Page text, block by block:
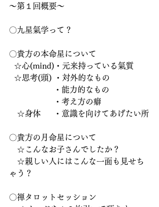
～第１回概要～
〇九星氣学って？
〇貴方の本命星について
  ☆心(mind)・元来持っている氣質
  ☆思考(頭) ・対外的なもの
・能力的なもの
・考え方の癖
☆身体　  ・意識を向けてあげたい所
〇貴方の月命星について
☆こんなお子さんでしたか？
☆親しい人にはこんな一面も見せち
ゃう？
〇禅タロットセッション